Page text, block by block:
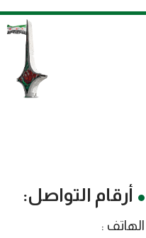
أرقام التواصل:
الهاتف :